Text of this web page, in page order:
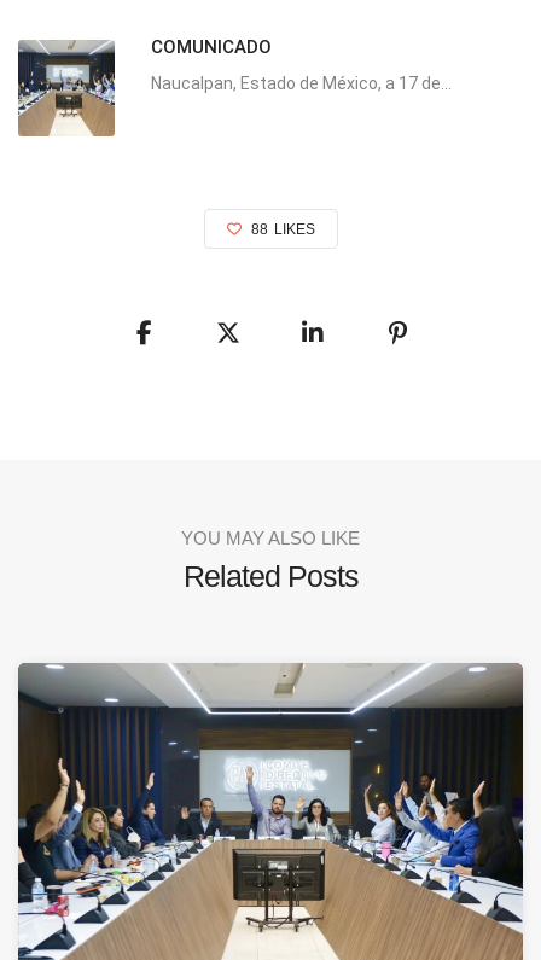
COMUNICADO
Naucalpan, Estado de México, a 17 de...
88 LIKES
YOU MAY ALSO LIKE
Related Posts